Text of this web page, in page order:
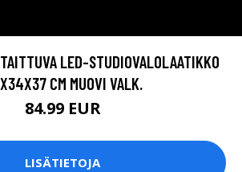
LED-STUDIOVALOLAATIKKO
CM MUOVI VALK.
84.99 EUR
LISÄTIETOJA